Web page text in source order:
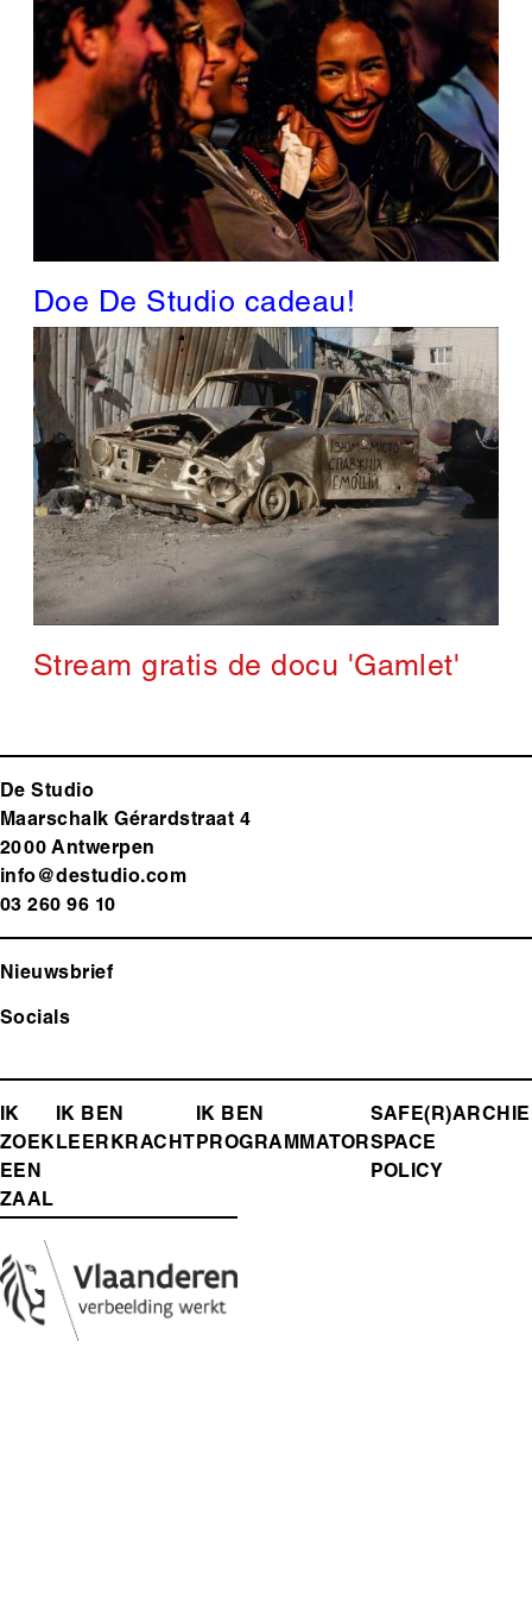
Doe De Studio cadeau!
Stream gratis de docu 'Gamlet'
De Studio
Maarschalk Gérardstraat 4
2000 Antwerpen
info@destudio.com
03 260 96 10
Nieuwsbrief
Socials
FOOTER-
MENU
IK
ZOEK
EEN
ZAAL
IK BEN
LEERKRACHT
IK BEN
PROGRAMMATOR
SAFE(R)
SPACE
POLICY
Media
Afbeelding